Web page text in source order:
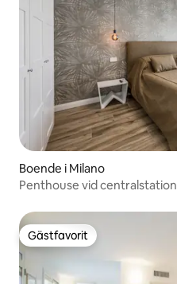
Boende i Milano
Penthouse vid centralstation
Gästfavorit
Gästfavorit